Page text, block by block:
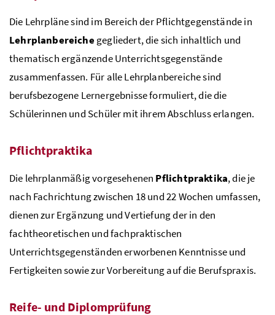
Die Lehrpläne sind im Bereich der Pflichtgegenstände in
Lehrplanbereichegegliedert, die sich inhaltlich und
thematisch ergänzende Unterrichtsgegenstände
zusammenfassen. Für alle Lehrplanbereiche sind
berufsbezogene Lernergebnisse formuliert, die die
Schülerinnen und Schüler mit ihrem Abschluss erlangen.
Pflichtpraktika
Die lehrplanmäßig vorgesehenen Pflicht­praktika, die je
nach Fachrichtung zwischen 18 und 22 Wochen umfassen,
dienen zur Ergänzung und Vertiefung der in den
fachtheoretischen und fachpraktischen
Unterrichtsgegenständen erworbenen Kenntnisse und
Fertigkeiten sowie zur Vorbereitung auf die Berufspraxis.
Reife- und Diplomprüfung